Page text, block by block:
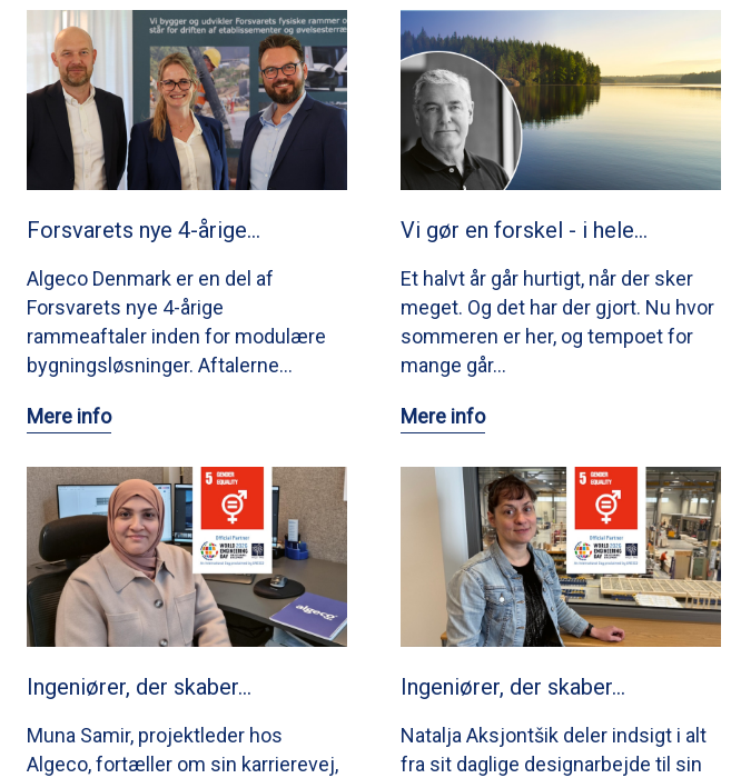
Forsvarets nye 4-årige…
Algeco Denmark er en del af
Forsvarets nye 4-årige
rammeaftaler inden for modulære
bygningsløsninger. Aftalerne…
Mere info
Vi gør en forskel - i hele…
Et halvt år går hurtigt, når der sker
meget. Og det har der gjort. Nu hvor
sommeren er her, og tempoet for
mange går…
Mere info
Ingeniører, der skaber…
Muna Samir, projektleder hos
Algeco, fortæller om sin karrierevej,
Ingeniører, der skaber…
Natalja Aksjontšik deler indsigt i alt
fra sit daglige designarbejde til sin